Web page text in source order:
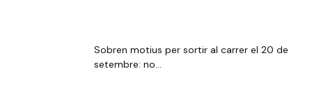
Sobren motius per sortir al carrer el 20 de
setembre: no...